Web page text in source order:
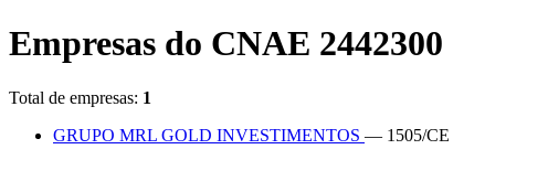
Empresas do CNAE 2442300
Total de empresas: 1
GRUPO MRL GOLD INVESTIMENTOS — 1505/CE